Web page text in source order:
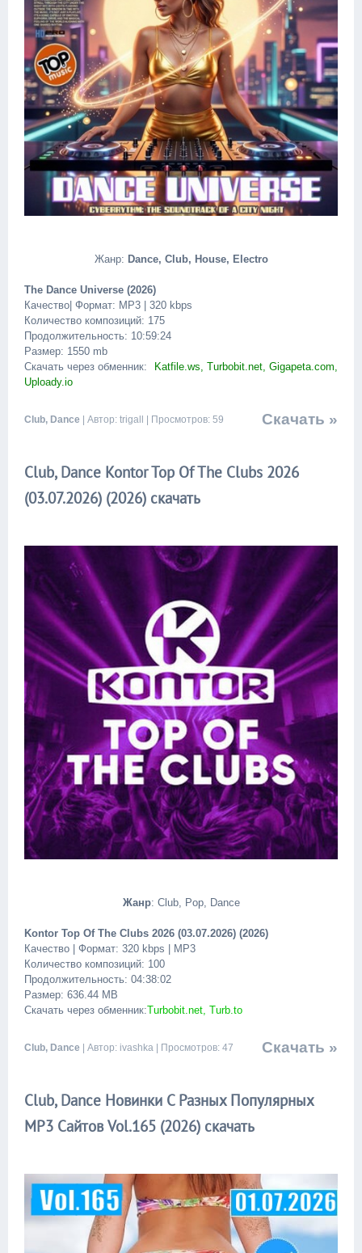
Жанр: Dance, Club, House, Electro
The Dance Universe (2026)
Качество| Формат: MP3 | 320 kbps
Количество композиций: 175
Продолжительность: 10:59:24
Размер: 1550 mb
Скачать через обменник:
Katfile.ws, Turbobit.net, Gigapeta.com,
Uploady.io
Скачать »
Club, Dance | Автор: trigall | Просмотров: 59
Club, Dance Kontor Top Of The Clubs 2026
(03.07.2026) (2026) скачать
Жанр: Club, Pop, Dance
Kontor Top Of The Clubs 2026 (03.07.2026) (2026)
Качество | Формат: 320 kbps | MP3
Количество композиций: 100
Продолжительность: 04:38:02
Размер: 636.44 MB
Скачать через обменник:Turbobit.net, Turb.to
Скачать »
Club, Dance | Автор: ivashka | Просмотров: 47
Club, Dance Новинки С Разных Популярных
MP3 Сайтов Vol.165 (2026) скачать